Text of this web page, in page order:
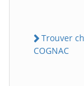
Trouver
COGNAC